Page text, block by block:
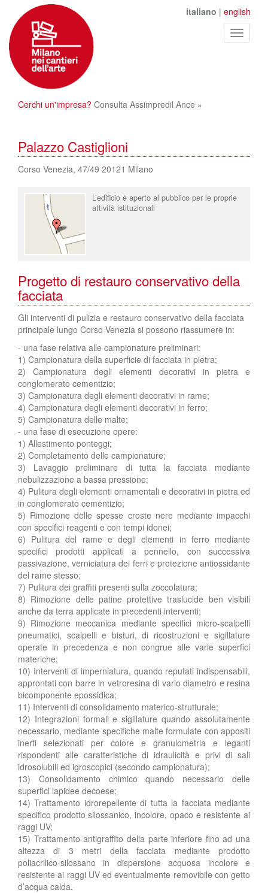
Toggle
Cerchi un'impresa? Consulta Assimpredil Ance »
italiano | english
Palazzo Castiglioni
Corso Venezia, 47/49 20121 Milano
L’edificio è aperto al pubblico per le proprie
attività istituzionali
Progetto di restauro conservativo della
facciata
Gli interventi di pulizia e restauro conservativo della facciata
principale lungo Corso Venezia si possono riassumere in:
- una fase relativa alle campionature preliminari:
1) Campionatura della superficie di facciata in pietra;
2) Campionatura degli elementi decorativi in pietra e
conglomerato cementizio;
3) Campionatura degli elementi decorativi in rame;
4) Campionatura degli elementi decorativi in ferro;
5) Campionatura delle malte;
- una fase di esecuzione opere:
1) Allestimento ponteggi;
2) Completamento delle campionature;
3) Lavaggio preliminare di tutta la facciata mediante
nebulizzazione a bassa pressione;
4) Pulitura degli elementi ornamentali e decorativi in pietra ed
in conglomerato cementizio;
5) Rimozione delle spesse croste nere mediante impacchi
con specifici reagenti e con tempi idonei;
6) Pulitura del rame e degli elementi in ferro mediante
specifici prodotti applicati a pennello, con successiva
passivazione, verniciatura dei ferri e protezione antiossidante
del rame stesso;
7) Pulitura dei graffiti presenti sulla zoccolatura;
8) Rimozione delle patine protettive traslucide ben visibili
anche da terra applicate in precedenti interventi;
9) Rimozione meccanica mediante specifici micro-scalpelli
pneumatici, scalpelli e bisturi, di ricostruzioni e sigillature
operate in precedenza e non congrue alle varie superfici
materiche;
10) Interventi di imperniatura, quando reputati indispensabili,
approntati con barre in vetroresina di vario diametro e resina
bicomponente epossidica;
11) Interventi di consolidamento materico-strutturale;
12) Integrazioni formali e sigillature quando assolutamente
necessario, mediante specifiche malte formulate con appositi
inerti selezionati per colore e granulometria e leganti
rispondenti alle caratteristiche di idraulicità e privi di sali
idrosolubili ed igroscopici (secondo campionatura);
13) Consolidamento chimico quando necessario delle
superfici lapidee decoese;
14) Trattamento idrorepellente di tutta la facciata mediante
specifico prodotto silossanico, incolore, opaco e resistente ai
raggi UV;
15) Trattamento antigraffito della parte inferiore fino ad una
altezza di 3 metri della facciata mediante prodotto
poliacrilico-silossano in dispersione acquosa incolore e
resistente ai raggi UV ed eventualmente removibile con getto
d’acqua calda.